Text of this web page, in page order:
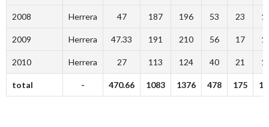
2008 Herrera 47 187 196 53 23
2009 Herrera 47.33 191 210 56 17
2010 Herrera 27 113 124 40 21
total - 470.66 1083 1376 478 175